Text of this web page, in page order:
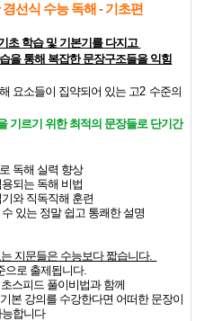
선식 수능 독해 - 기초편
초 학습 및 기본기를 다지고
을 통해 복잡한 문장구조들을 익힘
요소들이 집약되어 있는 고2 수준의
기르기 위한 최적의 문장들로 단기간
독해 실력 향상
되는 독해 비법
와 직독직해 훈련
있는 정말 쉽고 통쾌한 설명
지문들은 수능보다 짧습니다.
으로 출제됩니다.
스피드 풀이비법과 함께
기본 강의를 수강한다면 어떠한 문장이
합니다